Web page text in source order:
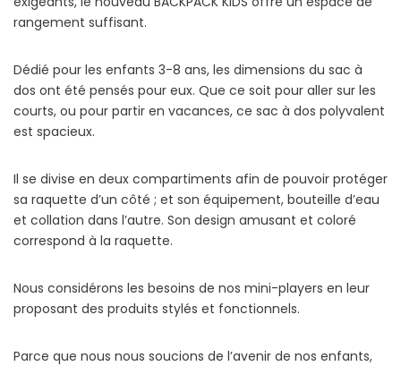
rangement suffisant.
Dédié pour les enfants 3-8 ans, les dimensions du sac à
dos ont été pensés pour eux. Que ce soit pour aller sur les
courts, ou pour partir en vacances, ce sac à dos polyvalent
est spacieux.
Il se divise en deux compartiments afin de pouvoir protéger
sa raquette d’un côté ; et son équipement, bouteille d’eau
et collation dans l’autre. Son design amusant et coloré
correspond à la raquette.
Nous considérons les besoins de nos mini-players en leur
proposant des produits stylés et fonctionnels.
Parce que nous nous soucions de l’avenir de nos enfants,